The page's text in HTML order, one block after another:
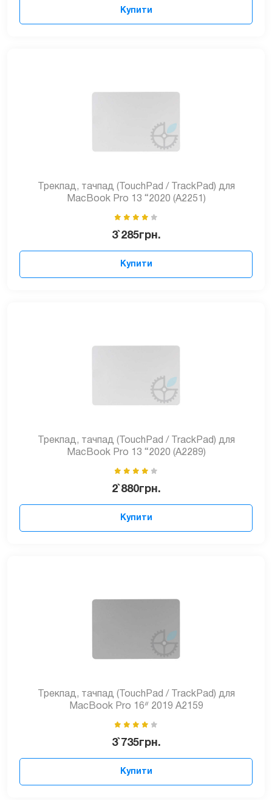
Купити
Трекпад, тачпад (TouchPad / TrackPad) для
MacBook Pro 13 “2020 (A2251)
3`285грн.
Купити
Трекпад, тачпад (TouchPad / TrackPad) для
MacBook Pro 13 “2020 (A2289)
2`880грн.
Купити
Трекпад, тачпад (TouchPad / TrackPad) для
MacBook Pro 16ᐥ 2019 A2159
3`735грн.
Купити